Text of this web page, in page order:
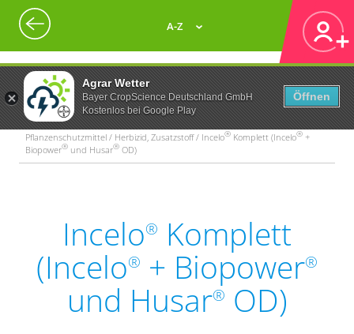
Agrar Wetter
Bayer CropScience Deutschland GmbH
Kostenlos bei Google Play
Öffnen
A-Z
Pflanzenschutzmittel / Herbizid, Zusatzstoff / Incelo® Komplett (Incelo® +
Biopower® und Husar® OD)
Incelo® Komplett
(Incelo® + Biopower®
und Husar® OD)